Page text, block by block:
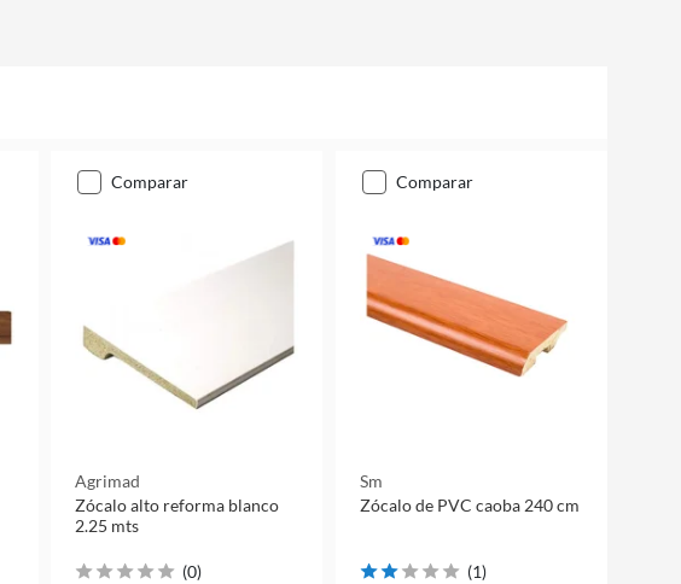
comparar
Agrimad
Zócalo alto reforma blanco
2.25 mts
(0)
comparar
Sm
Zócalo de PVC caoba 240 cm
(1)